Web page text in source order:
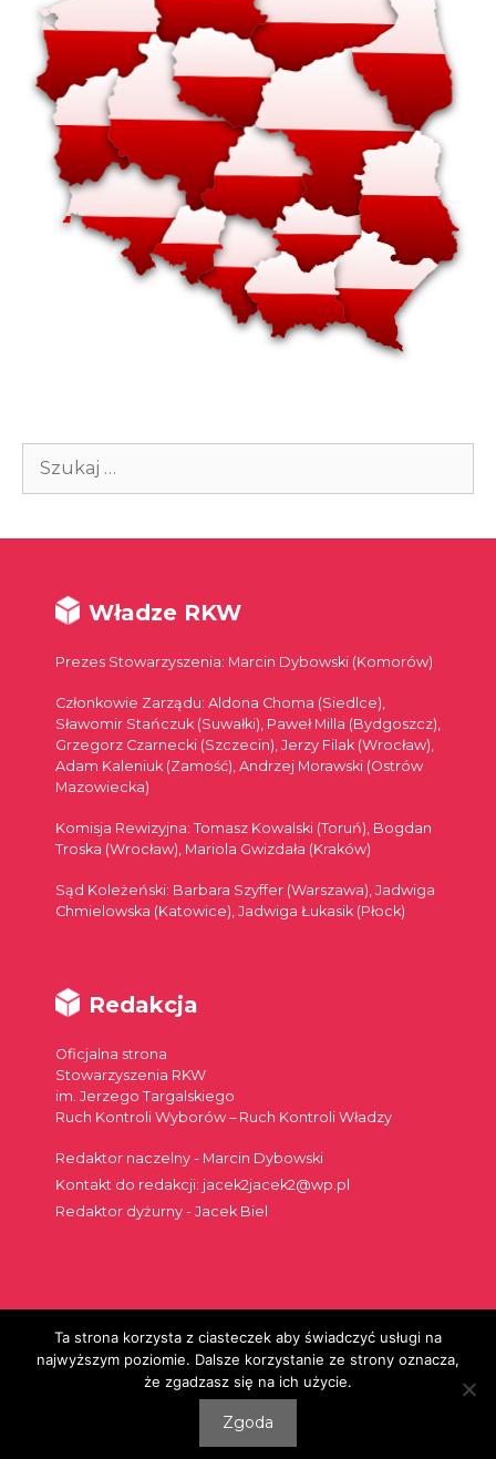
Szukaj:
Władze RKW
Prezes Stowarzyszenia: Marcin Dybowski (Komorów)
Członkowie Zarządu: Aldona Choma (Siedlce),
Sławomir Stańczuk (Suwałki), Paweł Milla (Bydgoszcz),
Grzegorz Czarnecki (Szczecin), Jerzy Filak (Wrocław),
Adam Kaleniuk (Zamość), Andrzej Morawski (Ostrów
Mazowiecka)
Komisja Rewizyjna: Tomasz Kowalski (Toruń), Bogdan
Troska (Wrocław), Mariola Gwizdała (Kraków)
Sąd Koleżeński: Barbara Szyffer (Warszawa), Jadwiga
Chmielowska (Katowice), Jadwiga Łukasik (Płock)
Redakcja
Oficjalna strona
Stowarzyszenia RKW
im. Jerzego Targalskiego
Ruch Kontroli Wyborów – Ruch Kontroli Władzy
Redaktor naczelny - Marcin Dybowski
Kontakt do redakcji: jacek2jacek2@wp.pl
Redaktor dyżurny - Jacek Biel
Szukaj:
© 2026
Ta strona korzysta z ciasteczek aby świadczyć usługi na
najwyższym poziomie. Dalsze korzystanie ze strony oznacza,
że zgadzasz się na ich użycie.
Zgoda